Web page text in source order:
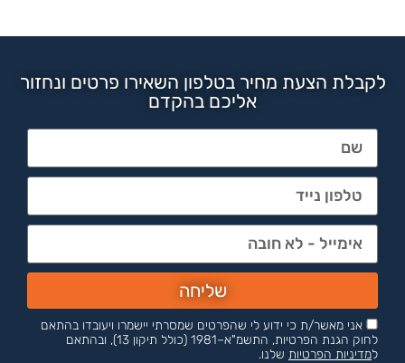
לקבלת הצעת מחיר בטלפון השאירו פרטים ונחזור
אליכם בהקדם
אני מאשר/ת כי ידוע לי שהפרטים שמסרתי יישמרו ויעובדו בהתאם
לחוק הגנת הפרטיות, התשמ"א–1981 (כולל תיקון 13), ובהתאם
למדיניות הפרטיותשלנו.
שליחה